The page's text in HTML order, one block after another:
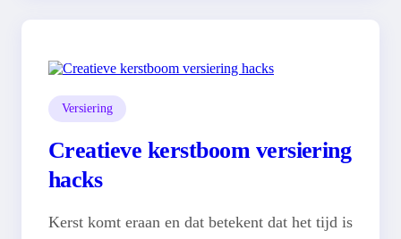
Versiering
Creatieve kerstboom versiering
hacks
Kerst komt eraan en dat betekent dat het tijd is